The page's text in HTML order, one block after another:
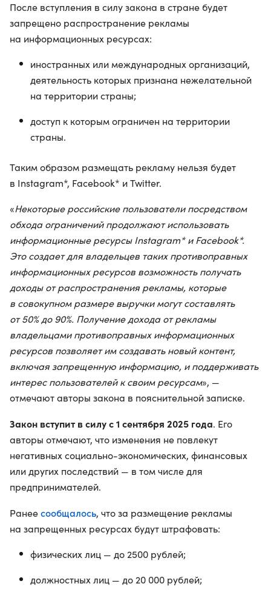
После вступления в силу закона в стране будет
запрещено распространение рекламы
на информационных ресурсах:
иностранных или международных организаций,
деятельность которых признана нежелательной
на территории страны;
доступ к которым ограничен на территории
страны.
Таким образом размещать рекламу нельзя будет
в Instagram*, Facebook* и Twitter.
«Некоторые российские пользователи посредством
обхода ограничений продолжают использовать
информационные ресурсы Instagram* и Facebook*.
Это создает для владельцев таких противоправных
информационных ресурсов возможность получать
доходы от распространения рекламы, которые
в совокупном размере выручки могут составлять
от 50% до 90%. Получение дохода от рекламы
владельцами противоправных информационных
ресурсов позволяет им создавать новый контент,
включая запрещенную информацию, и поддерживать
интерес пользователей к своим ресурсам», —
отмечают авторы закона в пояснительной записке.
Закон вступит в силу с 1 сентября 2025 года. Его
авторы отмечают, что изменения не повлекут
негативных социально-экономических, финансовых
или других последствий — в том числе для
предпринимателей.
Ранеесообщалось, что за размещение рекламы
на запрещенных ресурсах будут штрафовать:
физических лиц — до 2500 рублей;
должностных лиц — до 20 000 рублей;